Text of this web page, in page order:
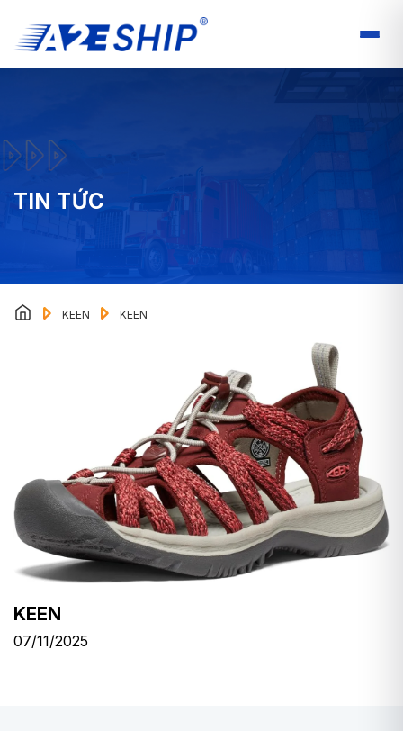
TIN TỨC
KEEN KEEN
KEEN
07/11/2025